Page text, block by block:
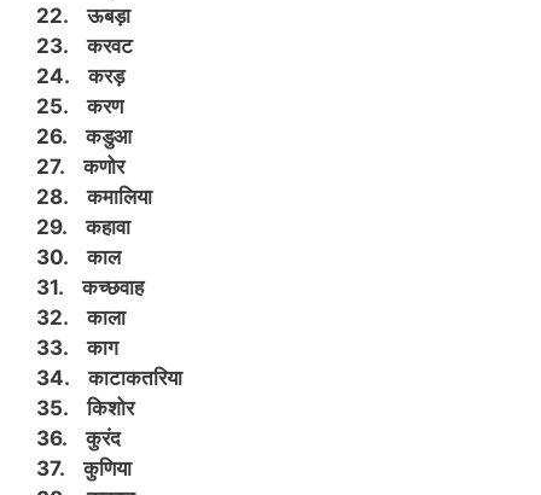
22. ऊबड़ा
23. करवट
24. करड़
25. करण
26. कडुआ
27. कणोर
28. कमालिया
29. कहावा
30. काल
31. कच्छवाह
32. काला
33. काग
34. काटाकतरिया
35. किशोर
36. कुरंद
37. कुणिया